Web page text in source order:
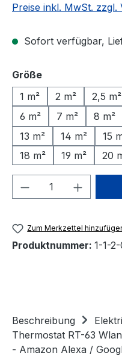
Preise inkl. MwSt. zzgl.
Sofort verfügbar,
Größeauswählen
1 m²
2 m² 2,5 m²
6 m²
7 m² 8 m²
13 m²
14 m² 15
18 m²
19 m² 20
Produkt
Zum Merkzettel
Produktnummer: 1-1-
Beschreibung
Thermostat RT-63
- Amazon Alexa /